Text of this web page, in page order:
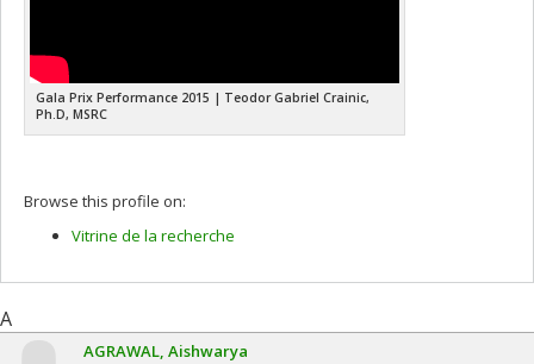
Gala Prix Performance 2015 | Teodor Gabriel Crainic,
Ph.D, MSRC
Browse this profile on:
Vitrine de la recherche
A
AGRAWAL Aishwarya